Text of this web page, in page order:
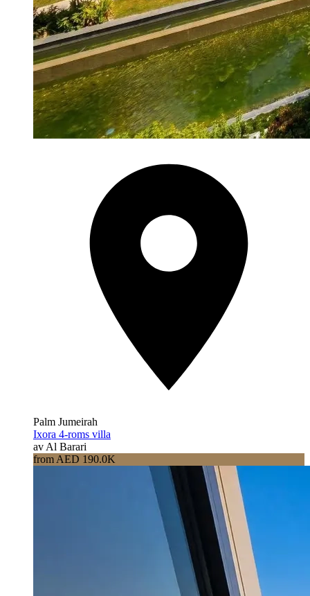
Palm Jumeirah
Ixora 4-roms villa
av Al Barari
from AED 190.0K